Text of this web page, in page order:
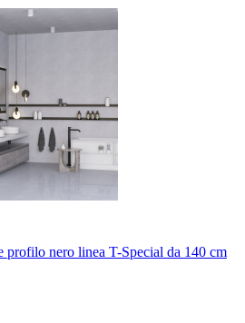
profilo nero linea T-Special da 140 cm